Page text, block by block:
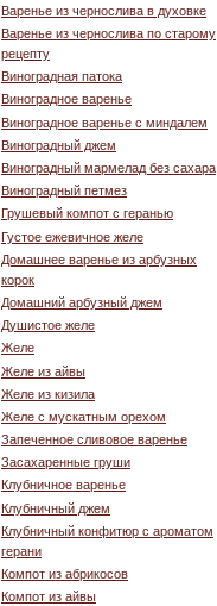
Варенье из чернослива в духовке
Варенье из чернослива по старому
рецепту
Виноградная патока
Виноградное варенье
Виноградное варенье с миндалем
Виноградный джем
Виноградный мармелад без сахара
Виноградный петмез
Грушевый компот с геранью
Густое ежевичное желе
Домашнее варенье из арбузных
корок
Домашний арбузный джем
Душистое желе
Желе
Желе из айвы
Желе из кизила
Желе с мускатным орехом
Запеченное сливовое варенье
Засахаренные груши
Клубничное варенье
Клубничный джем
Клубничный конфитюр с ароматом
герани
Компот из абрикосов
Компот из айвы